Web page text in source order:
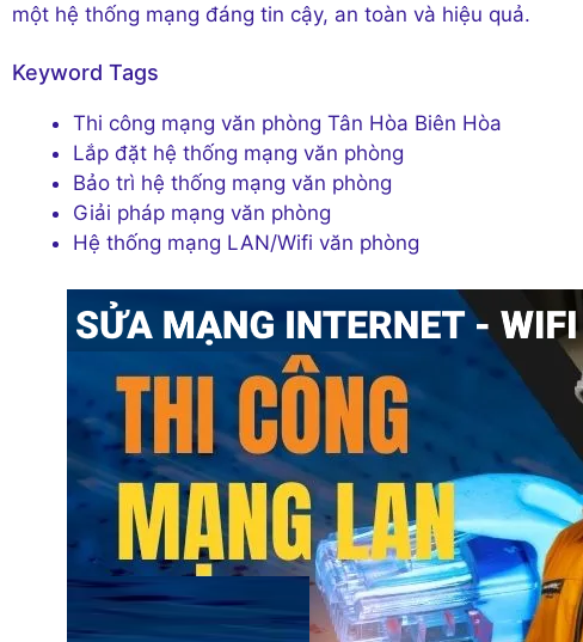
một hệ thống mạng đáng tin cậy, an toàn và hiệu quả.
Keyword Tags
Thi công mạng văn phòng Tân Hòa Biên Hòa
Lắp đặt hệ thống mạng văn phòng
Bảo trì hệ thống mạng văn phòng
Giải pháp mạng văn phòng
Hệ thống mạng LAN/Wifi văn phòng